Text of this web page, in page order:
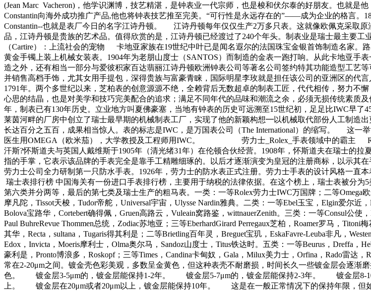
(Jean Marc Vacheron)，他学识渊博，技艺精湛，是钟表业一代宗师，也是梭和伏尔泰的好朋友。也就是
Constantin向海外成功推广产品,他也将钟表技艺推至完美。“可行性是永远存在的”――成为企业的格言。
Constantin--也就是表厂今日的名字江诗丹顿。 江诗丹顿每年仅仅生产2万多只表。这就像欧佩克采取
品，江诗丹顿是贵族的艺术品。值得欣赏的是，江诗丹顿已经渡过了240个年头。制表业是瑞士最主
（Cartire）：上流社会的宠物 卡地亚家族在19世纪中叶已是闻名遐尔的法国珠宝金银首饰制造名家。
黄金手镯上装上机械女装表。1904年为老朋山度士（SANTOS）而制造的金表一跑打响。从此卡地亚
造之外，还有相当一部分与爱彼积家百达翡丽江诗丹顿欧洲钟表公司等著名公司签约特其功能造型工艺
并销售高档手饰，尤其女用手提包，深得贵族与富豪青睐，国际明星李玫就是担任该公司的亚洲
1791年。两个多世纪以来，芝柏表的创意源源不绝，全赖背后无数超卓的制表工匠，代代相传，努力
心思的结晶，也是对美学和技巧完美配合的追求；满足不同年代的品味和潮流之余，必须无损传统
年，制表已有130年历史。立业地方叫夏佛豪塞，当地有钟表的历史可远溯至15世纪初，足足比IWC早了
莱茵河畔的厂房中创立了瑞士最早期的机械制表工厂，实现了他的新颖构想━以机械取代部份人工制造
长达百分之五百，成果相当惊人。表的标志是IWC，是万国表公司（The International）的缩写。 这一
医生用OMEGA（欧米茄），大学教授及工程师用IWC。 劳力士_Rolex_手表领域中的霸主
汗斯?怀斯道夫与英国人戴维斯于1905年（清光绪31年）在伦顿合伙经营。1908年，怀斯道夫在瑞士的
指的手掌，它表示该品牌的手表完全是靠手工精雕细琢的。以后才逐渐演变为皇冠的注册商标，以示其
劳力士公司全力研制第一只防水手表。1926年，劳力士的防水表正式注册。劳力士手表的设计风格一直
瑞士表排行榜 中国海关有一份进口手表排行榜，主要用于纳税的法律依据。在这个榜上，瑞士表被分
第六类并分两等，最后的第七类及瑞士生产的粗马表。一类：一等Rolex劳力士IWC万国牌；二等Omega
摩凡陀，Tissot天梭，Tudor帝舵，Universal宇宙，Ulysse Nardin雅典。二类：一等Ebel玉宝，Elgin爱尔近
Bolova宝路华，Cortebert确得佩，Gruen高路云，Vuleain窝路鉴，wittnauerZenith。三类：一等Consul公使
Paul BuhreRevue Thommen总统，Zodiac苏地亚；三等EberhardGirard Perregaux芝柏，Roamer罗马，
其华，Recta，sultana，Tugaris得其利是；二等Brietling百年灵，Breguet宝玑，EskaFavre-Leuba非凡，
Edox，Invicta，Moeris摩利士，Olma奥尔马，Sandoz山度士，Titus铁达时。五类：一等Beurus，Dreffa，
豪利是，Pronto博浪多，Roskopf；三等Times，Candina卡甸奴，Gala，Milux美力士，Orfina，Rado
常在2-20μm之间。镀金壳色彩美观，多数呈金黄色，但这种表壳不耐磨损，时间长久一些镀金层会逐
色。 镀金层3-5μm的，镀金层能保持1-2年。 镀金层5-7μm的，镀金层能保持2-3年。 镀金层8-
上。 镀金层在20μm或者20μm以上，镀金层能保持10年。 这是在一般正常情况下的保持年限，但